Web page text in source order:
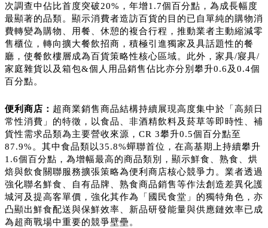
次調查中佔比首度突破20%，年增1.7個百分點，為成長幅度
最顯著的品類。顯示消費者造訪百貨的目的已自單純的購物消
費轉變為購物、用餐、休憩的複合行程，推動業者主動縮減零
售櫃位，轉向擴大餐飲招商，積極引進獨家及具話題性的餐
廳，使餐飲樓層成為百貨策略性核心區域。此外，家具/寢具/
家庭雜貨以及箱包&個人用品銷售佔比亦分別攀升0.6及0.4個
百分點。
便利商店： 超商業銷售商品結構持續展現高度集中於「高頻日
常性消費」的特徵，以食品、非酒精飲料及菸草等即時性、補
貨性需求品類為主要營收來源，CR 3攀升0.5個百分點至
87.9%。其中食品類以35.8%蟬聯首位，在高基期上持續攀升
1.6個百分點，為增幅最高的商品類別，顯示鮮食、熟食、烘
焙與飲食關聯服務擴張策略為便利商店核心競爭力。業者透過
強化聯名鮮食、自有品牌、熟食商品銷售等作法創造差異化護
城河及提高客單價，強化其作為「國民食堂」的獨特角色，亦
凸顯出鮮食配送與保鮮效率、新品研發能量與供應鏈效率已成
為超商戰場中重要的競爭壁壘。